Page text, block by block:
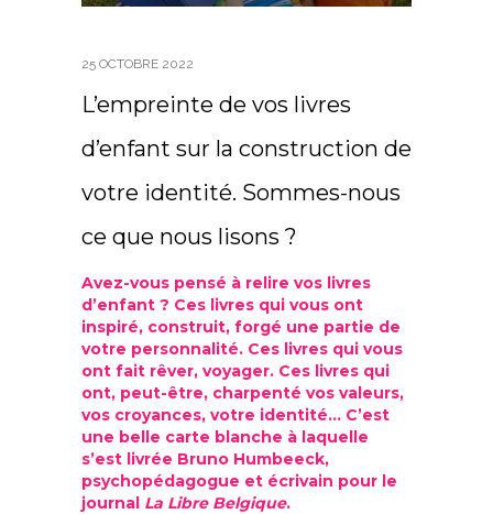
25 OCTOBRE 2022
L’empreinte de vos livres
d’enfant sur la construction de
votre identité. Sommes-nous
ce que nous lisons ?
Avez-vous pensé à relire vos livres
d’enfant ? Ces livres qui vous ont
inspiré, construit, forgé une partie de
votre personnalité. Ces livres qui vous
ont fait rêver, voyager. Ces livres qui
ont, peut-être, charpenté vos valeurs,
vos croyances, votre identité… C’est
une belle carte blanche à laquelle
s’est livrée Bruno Humbeeck,
psychopédagogue et écrivain pour le
journal La Libre Belgique.